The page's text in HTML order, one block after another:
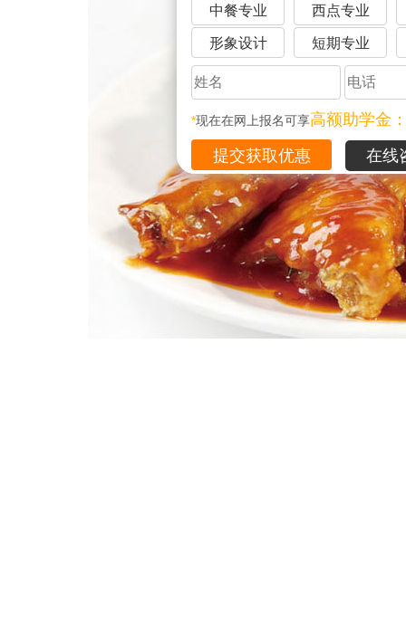
中餐专业 西点专业
形象设计 短期专业
*现在在网上报名可享高额助学金
在线